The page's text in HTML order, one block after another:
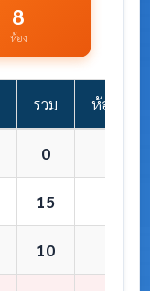
8
ห้อง
รวม ห้องเรียน
0
15
10